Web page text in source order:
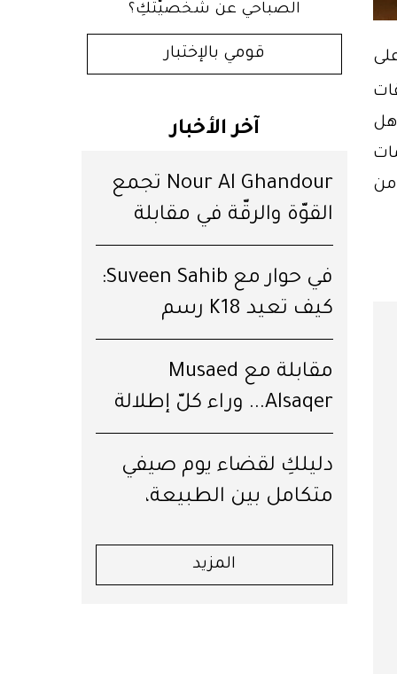
هل
من
الصباحي عن شخصيّتكِ؟
قومي بالإختبار
آخر الأخبار
Nour Al Ghandour تجمع
القوّة والرقّة في مقابلة
خاصّة
في حوار مع Suveen Sahib:
كيف تعيد K18 رسم
مستقبل الشعر؟
مقابلة مع Musaed
Alsaqer... وراء كلّ إطلالة
قِصّة
دليلكِ لقضاء يوم صيفي
متكامل بين الطبيعة،
المزيد